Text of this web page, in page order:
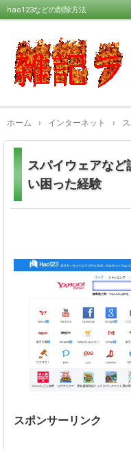
hao123などの削除方法
ホーム › インターネット ›
スパイウェアなど
い困った経験
スポンサーリンク